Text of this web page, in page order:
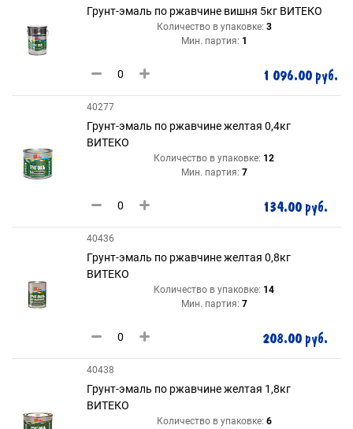
Грунт-эмаль по ржавчине вишня 5кг ВИТЕКО
Количество в упаковке: 3
Мин. партия: 1
1 096.00 руб.
40277
Грунт-эмаль по ржавчине желтая 0,4кг
ВИТЕКО
Количество в упаковке: 12
Мин. партия: 7
134.00 руб.
40436
Грунт-эмаль по ржавчине желтая 0,8кг
ВИТЕКО
Количество в упаковке: 14
Мин. партия: 7
208.00 руб.
40438
Грунт-эмаль по ржавчине желтая 1,8кг
ВИТЕКО
Количество в упаковке: 6